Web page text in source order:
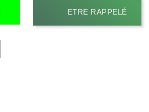
ETRE RAPPELÉ